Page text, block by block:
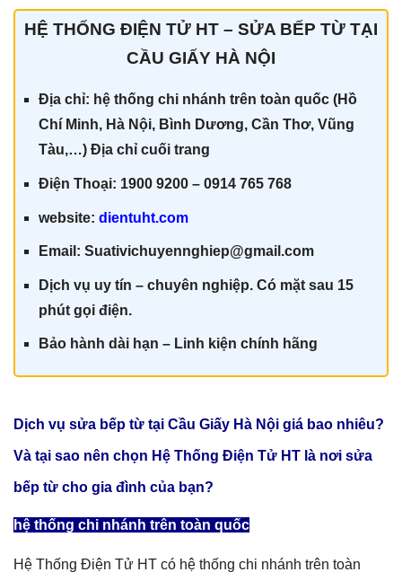
HỆ THỐNG ĐIỆN TỬ HT – SỬA BẾP TỪ TẠI
CẦU GIẤY HÀ NỘI
Địa chỉ: hệ thống chi nhánh trên toàn quốc (Hồ
Chí Minh, Hà Nội, Bình Dương, Cần Thơ, Vũng
Tàu,…) Địa chỉ cuối trang
Điện Thoại: 1900 9200 – 0914 765 768
website: dientuht.com
Email: Suativichuyennghiep@gmail.com
Dịch vụ uy tín – chuyên nghiệp. Có mặt sau 15
phút gọi điện.
Bảo hành dài hạn – Linh kiện chính hãng
Dịch vụ sửa bếp từ tại Cầu Giấy Hà Nội giá bao nhiêu?
Và tại sao nên chọn Hệ Thống Điện Tử HT là nơi sửa
bếp từ cho gia đình của bạn?
hệ thống chi nhánh trên toàn quốc
Hệ Thống Điện Tử HT có hệ thống chi nhánh trên toàn